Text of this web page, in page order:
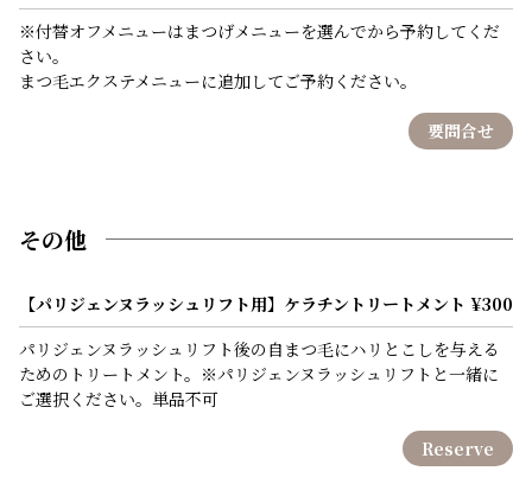
※付替オフメニューはまつげメニューを選んでから予約してくだ
さい。
まつ毛エクステメニューに追加してご予約ください。
要問合せ
その他
【パリジェンヌラッシュリフト用】ケラチントリートメント ¥300
パリジェンヌラッシュリフト後の自まつ毛にハリとこしを与える
ためのトリートメント。※パリジェンヌラッシュリフトと一緒に
ご選択ください。単品不可
Reserve